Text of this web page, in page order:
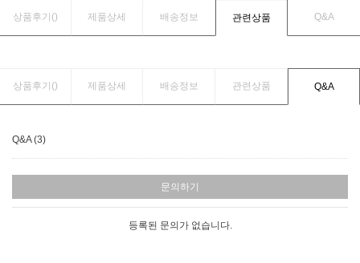
상품후기() 제품상세 배송정보 관련상품 Q&A
상품후기() 제품상세 배송정보 관련상품 Q&A
Q&A (3)
문의하기
등록된 문의가 없습니다.